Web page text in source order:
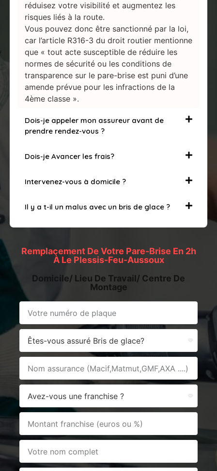
réduisez votre visibilité et augmentez les
risques liés à la route.
Vous pouvez donc être sanctionné par la loi,
car l’article R316-3 du droit routier mentionne
que « tout acte susceptible de réduire les
normes de sécurité ou les conditions de
transparence sur le pare-brise est puni d’une
amende prévue pour les infractions de la
4ème classe ».
Dois-je appeler mon assureur avant de
prendre rendez-vous ?
Dois-je Avancer les frais?
Intervenez-vous à domicile ?
Il y a t-il un malus avec un bris de glace ?
Remplacement De Votre Pare-Brise En 2h
À Le Plessis-Feu-Aussoux
Domicile/ Lieu De Travail/ Centre De
Montage